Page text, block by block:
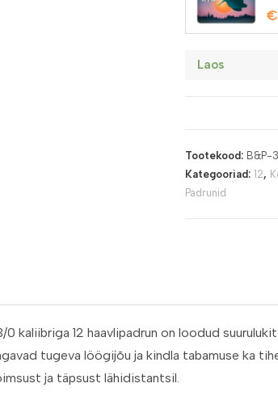
€
Laos
Tootekood: B&P-
Kategooriad: 12,
Padrunid
kaliibriga 12 haavlipadrun on loodud
tugeva löögijõu ja kindla tabamuse ka
ja täpsust lähidistantsil.